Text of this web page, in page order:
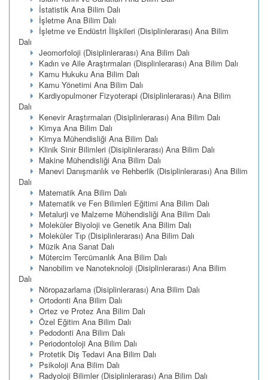
İstatistik Ana Bilim Dalı
İşletme Ana Bilim Dalı
İşletme ve Endüstri İlişkileri (Disiplinlerarası) Ana Bilim
Dalı
Jeomorfoloji (Disiplinlerarası) Ana Bilim Dalı
Kadın ve Aile Araştırmaları (Displinlerarası) Ana Bilim Dalı
Kamu Hukuku Ana Bilim Dalı
Kamu Yönetimi Ana Bilim Dalı
Kardiyopulmoner Fizyoterapi (Disiplinlerarası) Ana Bilim
Dalı
Kenevir Araştırmaları (Disiplinlerarası) Ana Bilim Dalı
Kimya Ana Bilim Dalı
Kimya Mühendisliği Ana Bilim Dalı
Klinik Sinir Bilimleri (Disiplinlerarası) Ana Bilim Dalı
Makine Mühendisliği Ana Bilim Dalı
Manevi Danışmanlık ve Rehberlik (Disiplinlerarası) Ana Bilim
Dalı
Matematik Ana Bilim Dalı
Matematik ve Fen Bilimleri Eğitimi Ana Bilim Dalı
Metalurji ve Malzeme Mühendisliği Ana Bilim Dalı
Moleküler Biyoloji ve Genetik Ana Bilim Dalı
Moleküler Tıp (Disiplinlerarası) Ana Bilim Dalı
Müzik Ana Sanat Dalı
Mütercim Tercümanlık Ana Bilim Dalı
Nanobilim ve Nanoteknoloji (Disiplinlerarası) Ana Bilim
Dalı
Nöropazarlama (Disiplinlerarası) Ana Bilim Dalı
Ortodonti Ana Bilim Dalı
Ortez ve Protez Ana Bilim Dalı
Özel Eğitim Ana Bilim Dalı
Pedodonti Ana Bilim Dalı
Periodontoloji Ana Bilim Dalı
Protetik Diş Tedavi Ana Bilim Dalı
Psikoloji Ana Bilim Dalı
Radyoloji Bilimler (Disiplinlerarası) Ana Bilim Dalı